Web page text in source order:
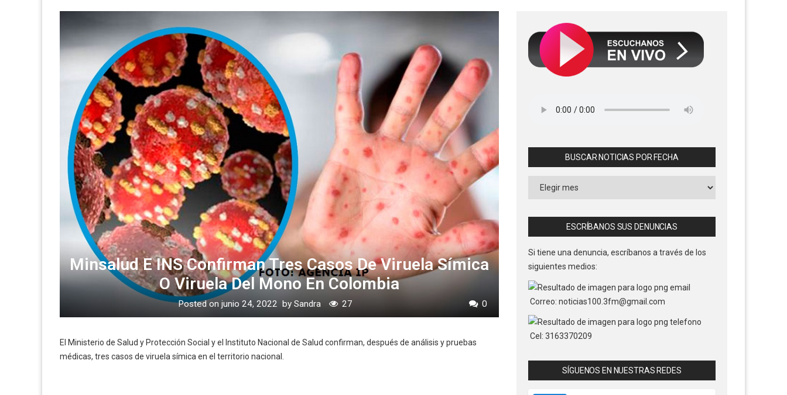
11:16 am
Congreso de AA se desarrollará en la capital araucana
9:11 am
Minsalud E INS Confirman Tres Casos De Viruela Símica
O Viruela Del Mono En Colombia
Posted on junio 24, 2022 by Sandra 27 0
El Ministerio de Salud y Protección Social y el Instituto Nacional de Salud confirman, después de análisis y pruebas
médicas, tres casos de viruela símica en el territorio nacional.
BUSCAR NOTICIAS POR FECHA
Buscar
ESCRÍBANOS SUS DENUNCIAS
Si tiene una denuncia, escríbanos a través de los
siguientes medios:
Correo: noticias100.3fm@gmail.com
Cel: 3163370209
SÍGUENOS EN NUESTRAS REDES